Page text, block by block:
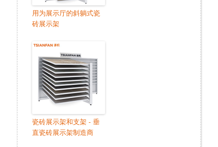
用为展示厅的斜躺式瓷
砖展示架
瓷砖展示架和支架 - 垂
直瓷砖展示架制造商